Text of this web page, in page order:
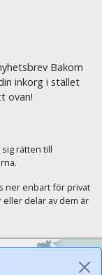
Bakom
inkorg i stället
ovan!
rätten till
ner enbart för privat
delar av dem är